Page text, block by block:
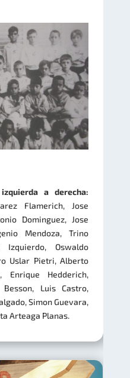
a derecha:
Flamerich, Jose
Dominguez, Jose
Mendoza, Trino
Oswaldo
Uslar Pietri, Alberto
Enrique Hedderich,
Luis Castro,
Simon Guevara,
Arteaga Planas.